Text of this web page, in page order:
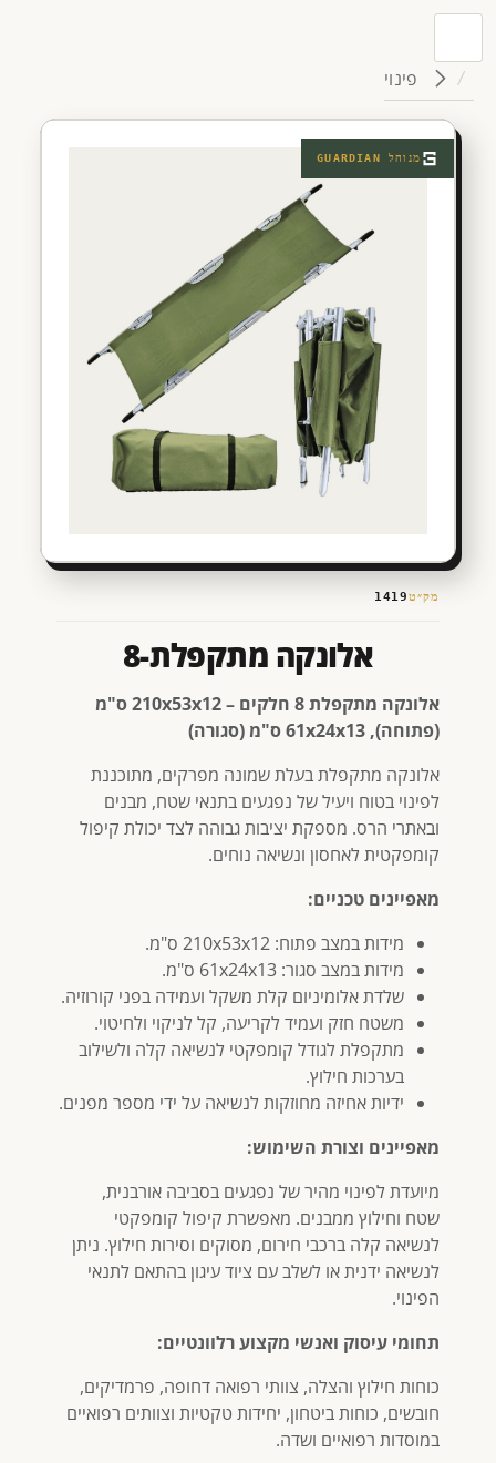
פינוי
מנוהל GUARDIAN
מק״ט1419
אלונקה מתקפלת-8
אלונקה מתקפלת 8 חלקים – 210x53x12 ס"מ
(פתוחה), 61x24x13 ס"מ (סגורה)
אלונקה מתקפלת בעלת שמונה מפרקים, מתוכננת
לפינוי בטוח ויעיל של נפגעים בתנאי שטח, מבנים
ובאתרי הרס. מספקת יציבות גבוהה לצד יכולת קיפול
קומפקטית לאחסון ונשיאה נוחים.
מאפיינים טכניים:
מידות במצב פתוח: 210x53x12 ס"מ.
מידות במצב סגור: 61x24x13 ס"מ.
שלדת אלומיניום קלת משקל ועמידה בפני קורוזיה.
משטח חזק ועמיד לקריעה, קל לניקוי ולחיטוי.
מתקפלת לגודל קומפקטי לנשיאה קלה ולשילוב
בערכות חילוץ.
ידיות אחיזה מחוזקות לנשיאה על ידי מספר מפנים.
מאפיינים וצורת השימוש:
מיועדת לפינוי מהיר של נפגעים בסביבה אורבנית,
שטח וחילוץ ממבנים. מאפשרת קיפול קומפקטי
לנשיאה קלה ברכבי חירום, מסוקים וסירות חילוץ. ניתן
לנשיאה ידנית או לשלב עם ציוד עיגון בהתאם לתנאי
הפינוי.
תחומי עיסוק ואנשי מקצוע רלוונטיים:
כוחות חילוץ והצלה, צוותי רפואה דחופה, פרמדיקים,
חובשים, כוחות ביטחון, יחידות טקטיות וצוותים רפואיים
במוסדות רפואיים ושדה.